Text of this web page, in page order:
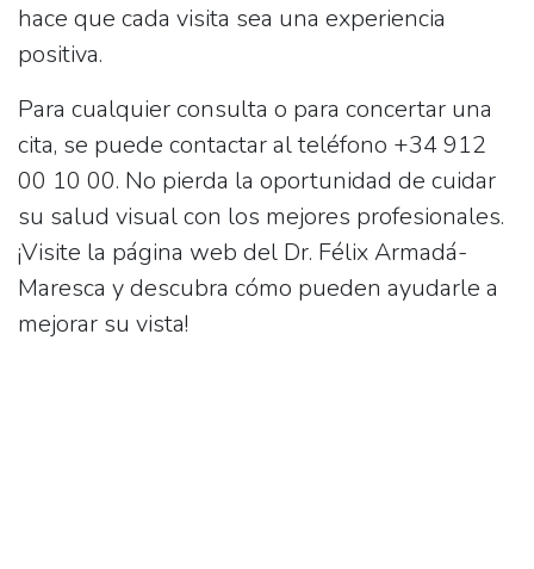
hace que cada visita sea una experiencia
positiva.
Para cualquier consulta o para concertar una
cita, se puede contactar al teléfono +34 912
00 10 00. No pierda la oportunidad de cuidar
su salud visual con los mejores profesionales.
¡Visite la página web del Dr. Félix Armadá-
Maresca y descubra cómo pueden ayudarle a
mejorar su vista!